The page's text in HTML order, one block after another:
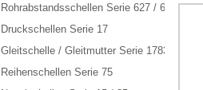
Rohrabstandsschellen Serie 627 / 628
Druckschellen Serie 17
Gleitschelle / Gleitmutter Serie 1783 / 106A4
Reihenschellen Serie 75